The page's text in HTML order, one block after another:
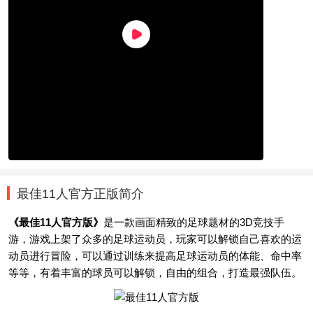
最佳11人官方正版简介
《最佳11人官方版》 是一款画面精致的足球题材的3D竞技手
游，游戏上架了众多的足球运动员，玩家可以解锁自己喜欢的运
动员进行冒险，可以通过训练来提高足球运动员的体能、命中率
等等，有着丰富的球员可以解锁，自由的组合，打造最强队伍。